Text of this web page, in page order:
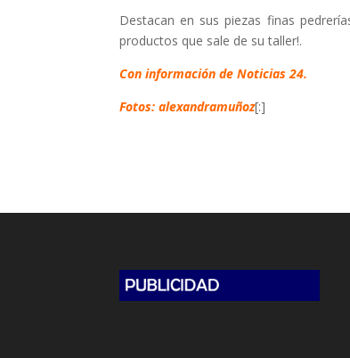
Destacan en sus piezas finas
productos que sale de su taller!.
Con información de Noticias 24.
Fotos: alexandramuñoz[:]